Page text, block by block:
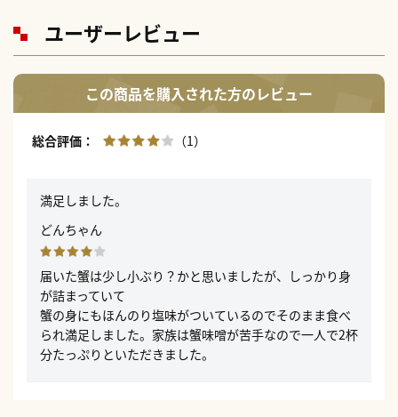
ユーザーレビュー
この商品を購入された方のレビュー
（1）
満足しました。
どんちゃん
届いた蟹は少し小ぶり？かと思いましたが、しっかり身
が詰まっていて
蟹の身にもほんのり塩味がついているのでそのまま食べ
られ満足しました。家族は蟹味噌が苦手なので一人で2杯
分たっぷりといただきました。